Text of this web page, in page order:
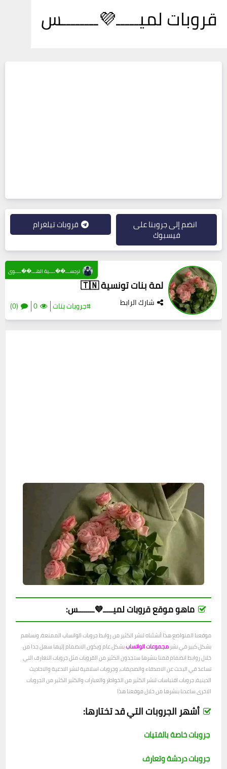
قروبات لميـــــ💜ــــــــس
انضم إلى جروبنا على
فيسبوك
قروبات تيلغرام
لمة بنات تونسية 🇹🇳
شارك الرابط #جروبات بنات 0
(0)
نرجســـ��ــــية الهـــ��ــــوى
ماهو موقع قروبات لميـــــ💜ــــــــس:
موقعنا المتواضع هذا أنشئناه لنشر الكثير من روابط جروبات الواتساب الممتعة، ونساهم
بشكل كبير في نشر مجموعات الواتساببشكل عام ويكون الانضمام إليها سهل جدا من
خلال روابط انضمام قمنا بنشرها ستجدون الكثير من القروبات مثل جروبات التعارف التي
تساعد في البحث عن الاصدقاء والصديقات، وجروبات اسلامية لنشر الادعية والاحاديث
الدينية، جروبات اقتباسات لنشر الكثير من الخواطر والعبارات والكثير الكثير من الجروبات
الاخرى ساعدنا بنشرها من خلال موقعنا هذا
أشهر الجروبات التي قد تختارها:
جروبات خاصة بالفتيات
جروبات دردشة وتعارف